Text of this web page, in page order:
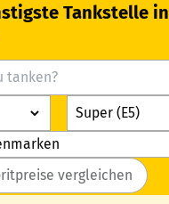
Tankstelle in
vergleichen